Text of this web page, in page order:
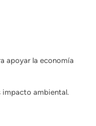
apoyar la economía
impacto ambiental.